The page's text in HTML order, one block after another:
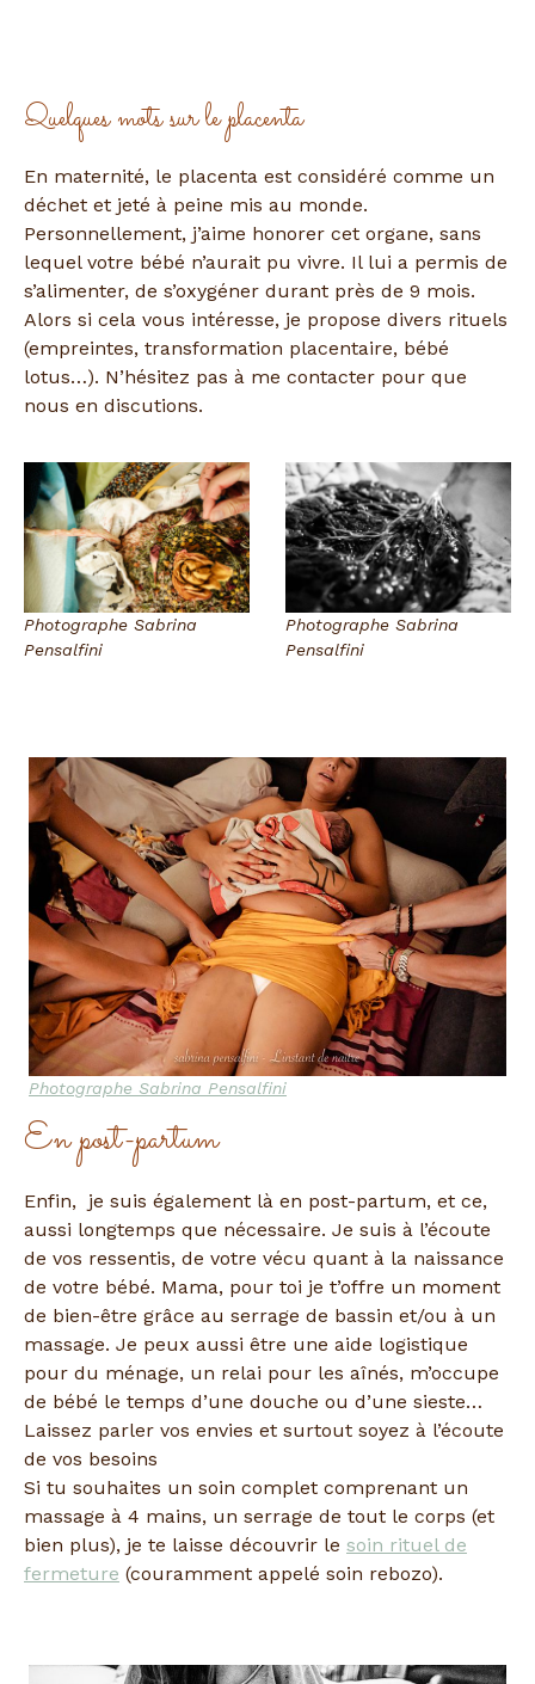
Quelques mots sur le placenta
En maternité, le placenta est considéré comme un
déchet et jeté à peine mis au monde.
Personnellement, j’aime honorer cet organe, sans
lequel votre bébé n’aurait pu vivre. Il lui a permis de
s’alimenter, de s’oxygéner durant près de 9 mois.
Alors si cela vous intéresse, je propose divers rituels
(empreintes, transformation placentaire, bébé
lotus…). N’hésitez pas à me contacter pour que
nous en discutions.
Photographe Sabrina
Pensalfini
Photographe Sabrina
Pensalfini
Photographe Sabrina Pensalfini
En post-partum
Enfin, je suis également là en post-partum, et ce,
aussi longtemps que nécessaire. Je suis à l’écoute
de vos ressentis, de votre vécu quant à la naissance
de votre bébé. Mama, pour toi je t’offre un moment
de bien-être grâce au serrage de bassin et/ou à un
massage. Je peux aussi être une aide logistique
pour du ménage, un relai pour les aînés, m’occupe
de bébé le temps d’une douche ou d’une sieste…
Laissez parler vos envies et surtout soyez à l’écoute
de vos besoins
Si tu souhaites un soin complet comprenant un
massage à 4 mains, un serrage de tout le corps (et
bien plus), je te laisse découvrir le soin rituel de
fermeture (couramment appelé soin rebozo).